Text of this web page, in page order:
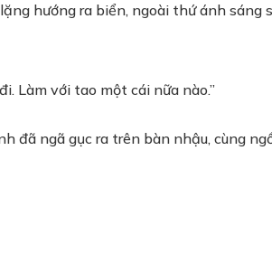
hướng ra biển, ngoài thứ ánh
Làm với tao một cái nữa nào.”
đã ngã gục ra trên bàn nhậu, cùng